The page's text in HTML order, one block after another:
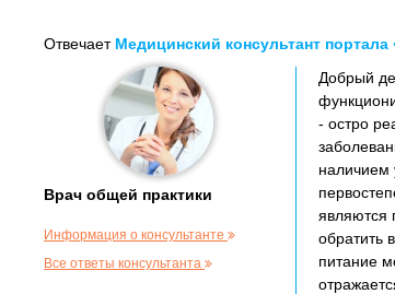
Отвечает Медицинский консультант
Врач общей практики
Информация о консультанте
Все ответы консультанта
Добрый
- остро
наличием
являются
обратить
питание